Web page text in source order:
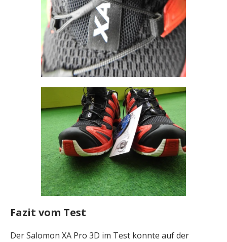
Fazit vom Test
Der Salomon XA Pro 3D im Test konnte auf der